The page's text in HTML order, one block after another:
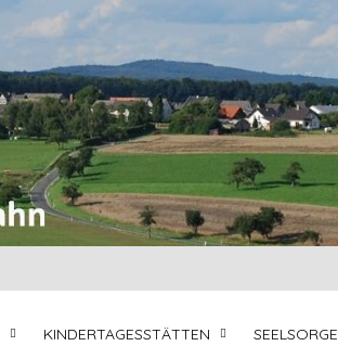
KINDERTAGESSTÄTTEN SEELSORGE